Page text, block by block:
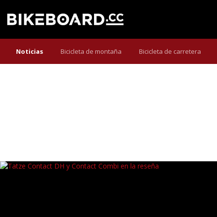
Noticias Bicicleta de montaña Bicicleta de carretera